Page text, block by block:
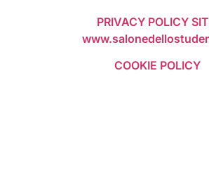
PRIVACY POLICY
COOKIE POLICY